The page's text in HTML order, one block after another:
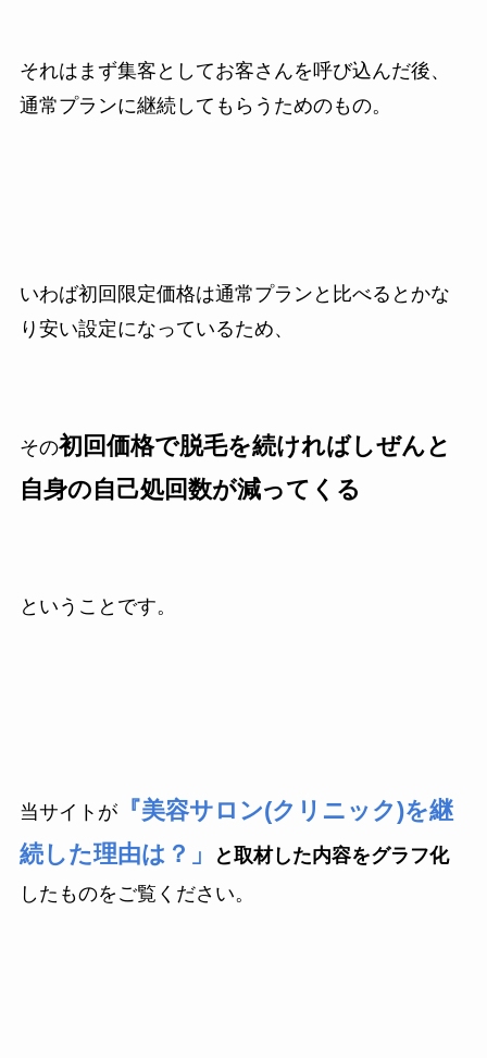
それはまず集客としてお客さんを呼び込んだ後、
通常プランに継続してもらうためのもの。
いわば初回限定価格は通常プランと比べるとかな
り安い設定になっているため、
その初回価格で脱毛を続ければしぜんと
自身の自己処回数が減ってくる
ということです。
当サイトが『美容サロン(クリニック)を継
続した理由は？」
と取材した内容をグラフ化
したものをご覧ください。